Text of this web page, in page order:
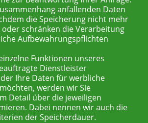
anfallenden Daten
die Speicherung nicht mehr
schränken die Verarbeitung
Aufbewahrungspflichten
Funktionen unseres
Dienstleister
Ihre Daten für werbliche
werden wir Sie
Detail über die jeweiligen
Dabei nennen wir auch die
der Speicherdauer.